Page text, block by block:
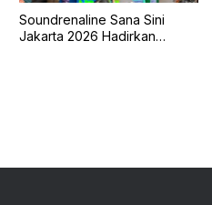
Soundrenaline Sana Sini
Jakarta 2026 Hadirkan